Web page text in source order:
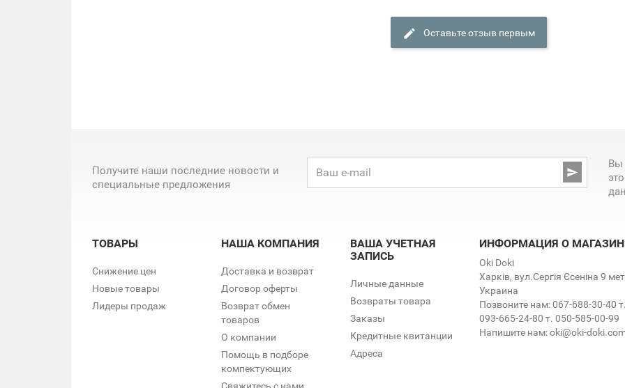
Оставьте отзыв первым
Получите наши последние новости и
специальные предложения

Вы
ТОВАРЫ
Снижение цен
Новые товары
Лидеры продаж
НАША КОМПАНИЯ
Доставка и возврат
Договор оферты
Возврат обмен
товаров
О компании
Помощь в подборе
компектующих
ВАША УЧЕТНАЯ
ЗАПИСЬ
Личные данные
Возвраты товара
Заказы
Кредитные квитанции
Адреса
ИНФОРМАЦИЯ О
Oki Doki
Харків, вул.Сергія Єсеніна 9
Украина
Позвоните нам:067-688-30-40
093-665-24-80 т. 050-585-00-99
Напишите нам:oki@oki-